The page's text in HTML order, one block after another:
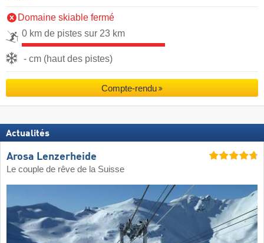
Domaine skiable fermé
0 km de pistes sur 23 km
- cm (haut des pistes)
Compte-rendu
Actualités
Arosa Lenzerheide
Le couple de rêve de la Suisse